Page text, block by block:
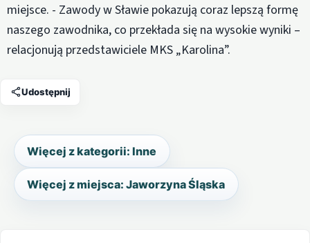
miejsce. - Zawody w Sławie pokazują coraz lepszą formę
naszego zawodnika, co przekłada się na wysokie wyniki –
relacjonują przedstawiciele MKS „Karolina”.
Udostępnij
Więcej z kategorii: Inne
Więcej z miejsca: Jaworzyna Śląska